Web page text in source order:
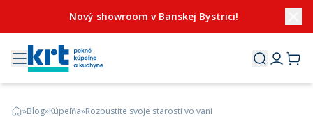
Nový showroom v Banskej Bystrici!
»Blog»Kúpeľňa»Rozpustite svoje starosti vo vani